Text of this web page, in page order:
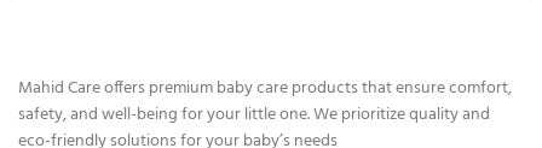
Mahid Care offers premium baby care products that ensure comfort,
safety, and well-being for your little one. We prioritize quality and
eco-friendly solutions for your baby’s needs